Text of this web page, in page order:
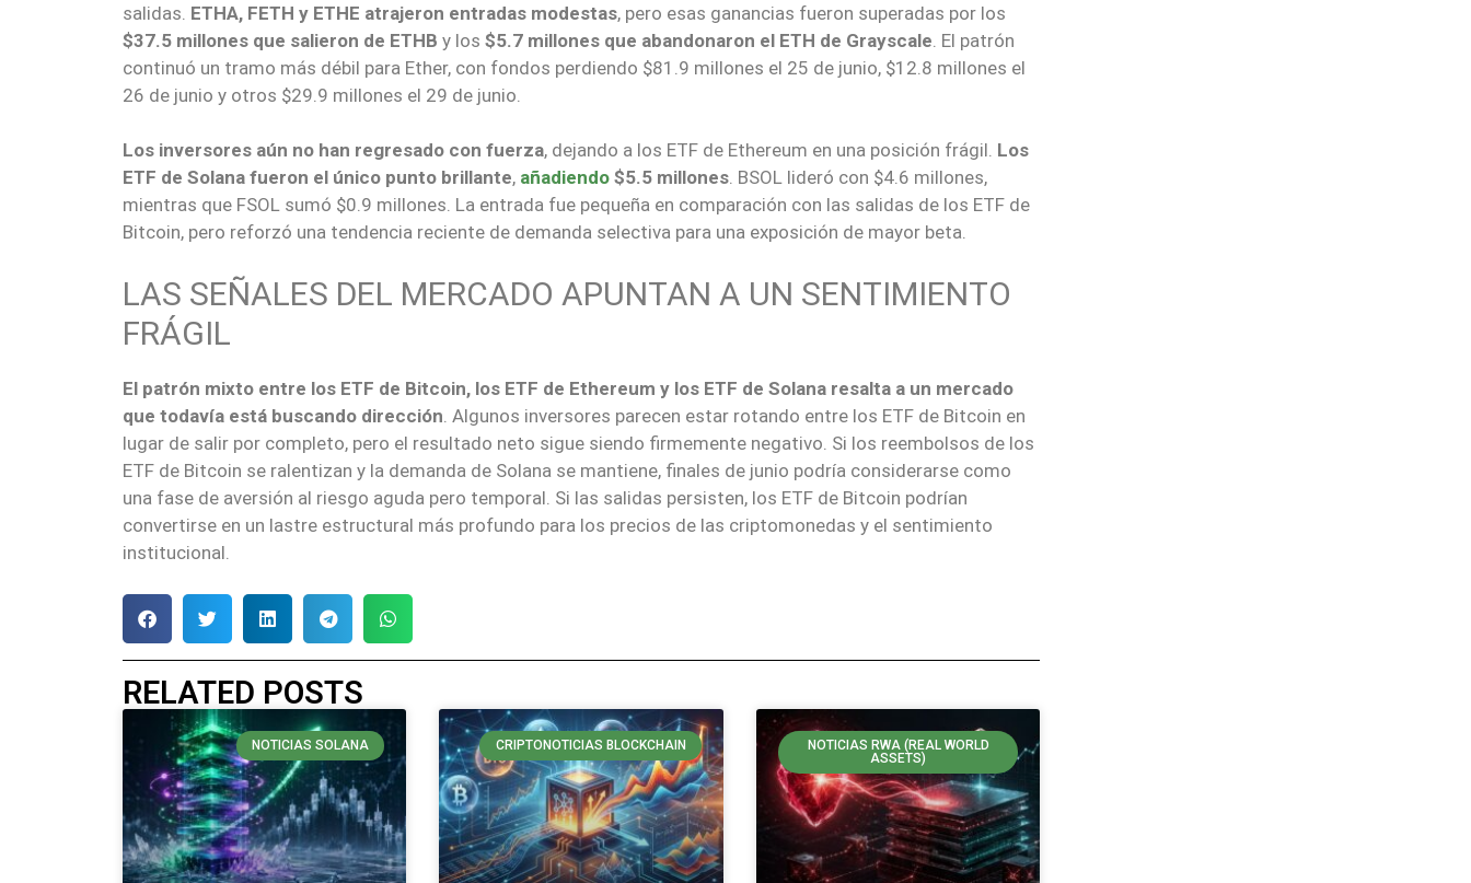
salidas. ETHA, FETH y ETHE atrajeron entradas modestas, pero esas ganancias fueron superadas por los
$37.5 millones que salieron de ETHB y los $5.7 millones que abandonaron el ETH de Grayscale . El patrón
continuó un tramo más débil para Ether, con fondos perdiendo $81.9 millones el 25 de junio, $12.8 millones el
26 de junio y otros $29.9 millones el 29 de junio.
Los inversores aún no han regresado con fuerza, dejando a los ETF de Ethereum en una posición frágil. Los
ETF de Solana fueron el único punto brillante, añadiendo $5.5 millones. BSOL lideró con $4.6 millones,
mientras que FSOL sumó $0.9 millones. La entrada fue pequeña en comparación con las salidas de los ETF de
Bitcoin, pero reforzó una tendencia reciente de demanda selectiva para una exposición de mayor beta.
LAS SEÑALES DEL MERCADO APUNTAN A UN SENTIMIENTO
FRÁGIL
El patrón mixto entre los ETF de Bitcoin, los ETF de Ethereum y los ETF de Solana resalta a un mercado
que todavía está buscando dirección . Algunos inversores parecen estar rotando entre los ETF de Bitcoin en
lugar de salir por completo, pero el resultado neto sigue siendo firmemente negativo. Si los reembolsos de los
ETF de Bitcoin se ralentizan y la demanda de Solana se mantiene, finales de junio podría considerarse como
una fase de aversión al riesgo aguda pero temporal. Si las salidas persisten, los ETF de Bitcoin podrían
convertirse en un lastre estructural más profundo para los precios de las criptomonedas y el sentimiento
institucional.
RELATED POSTS
NOTICIAS SOLANA CRIPTONOTICIAS BLOCKCHAIN
NOTICIAS RWA (REAL WORLD
ASSETS)